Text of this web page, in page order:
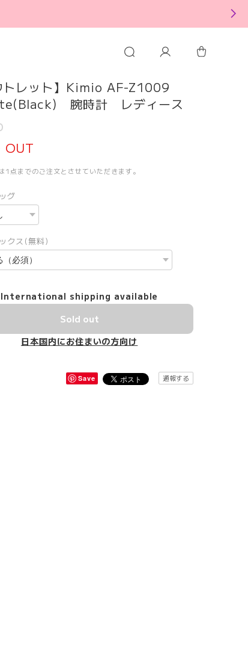
トレット】Kimio AF-Z1009
腕時計 レディース
OUT
1点までのご注文とさせていただきます。
グ
クス(無料)
International shipping available
Sold out
日本国内にお住まいの方向け
Save 通報する